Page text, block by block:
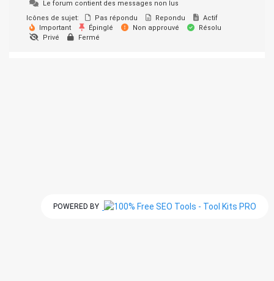
Le forum contient des messages non lus
Icônes de sujet:
Pas répondu Repondu
Actif
Important
Épinglé Non approuvé
Résolu
Privé
Fermé
POWERED BY